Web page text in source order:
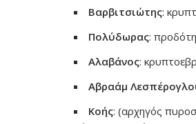
Βαρβιτσιώτης:
Πολύδωρας:
Αλαβάνος:
Αβραάμ
Κοής: (αρχηγός